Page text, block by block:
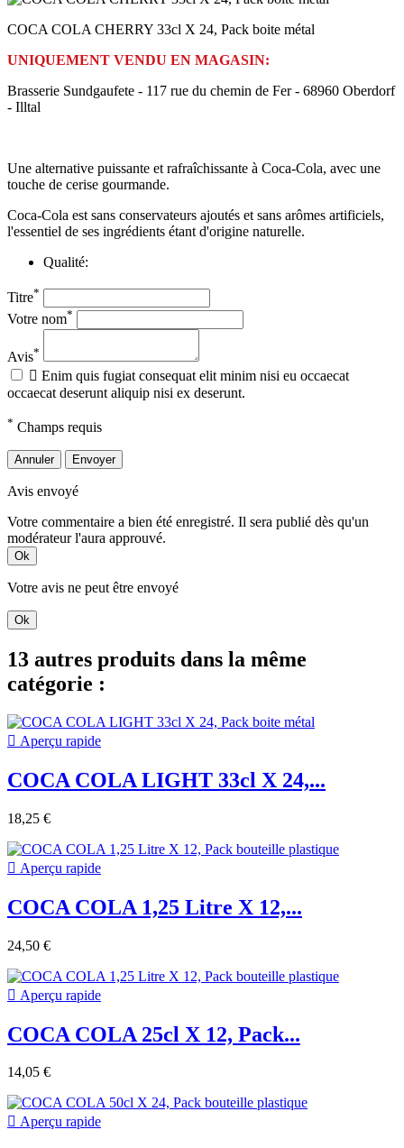
COCA COLA CHERRY 33cl X 24, Pack boite métal
UNIQUEMENT VENDU EN MAGASIN:
Brasserie Sundgaufete - 117 rue du chemin de Fer - 68960 Oberdorf
- Illtal
Une alternative puissante et rafraîchissante à Coca-Cola, avec une
touche de cerise gourmande.
Coca-Cola est sans conservateurs ajoutés et sans arômes artificiels,
l'essentiel de ses ingrédients étant d'origine naturelle.
Qualité:
Titre*
Votre nom*
Avis*
 Enim quis fugiat consequat elit minim nisi eu occaecat
occaecat deserunt aliquip nisi ex deserunt.
* Champs requis
Annuler Envoyer
Avis envoyé
Votre commentaire a bien été enregistré. Il sera publié dès qu'un
modérateur l'aura approuvé.
Ok
Votre avis ne peut être envoyé
Ok
13 autres produits dans la même
catégorie :
 Aperçu rapide
COCA COLA LIGHT 33cl X 24,...
18,25 €
 Aperçu rapide
COCA COLA 1,25 Litre X 12,...
24,50 €
 Aperçu rapide
COCA COLA 25cl X 12, Pack...
14,05 €
 Aperçu rapide